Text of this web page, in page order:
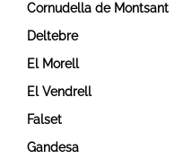
Cornudella de Montsant
Deltebre
El Morell
El Vendrell
Falset
Gandesa